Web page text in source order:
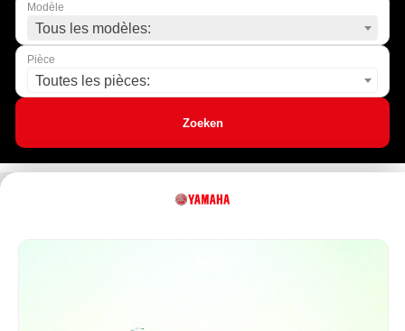
Modèle
Tous les modèles:
Pièce
Toutes les pièces:
Zoeken